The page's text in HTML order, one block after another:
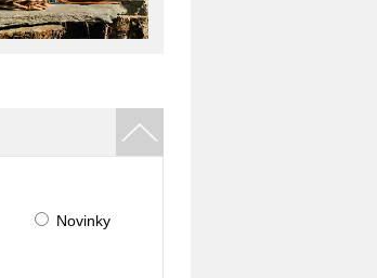
Novinky